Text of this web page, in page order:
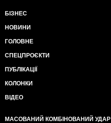
БІЗНЕС
НОВИНИ
ГОЛОВНЕ
СПЕЦПРОЄКТИ
ПУБЛІКАЦІЇ
КОЛОНКИ
ВІДЕО
МАСОВАНИЙ КОМБІНОВАНИЙ УДАР